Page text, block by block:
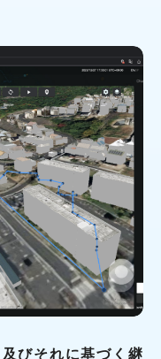
びそれに基づく継